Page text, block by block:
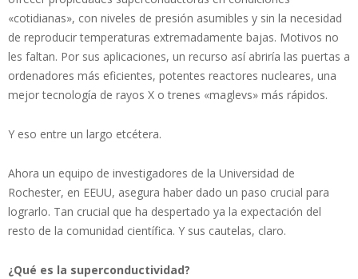
«cotidianas», con niveles de presión asumibles y sin la necesidad
de reproducir temperaturas extremadamente bajas. Motivos no
les faltan. Por sus aplicaciones, un recurso así abriría las puertas a
ordenadores más eficientes, potentes reactores nucleares, una
mejor tecnología de rayos X o trenes «maglevs» más rápidos.
Y eso entre un largo etcétera.
Ahora un equipo de investigadores de la Universidad de
Rochester, en EEUU, asegura haber dado un paso crucial para
lograrlo. Tan crucial que ha despertado ya la expectación del
resto de la comunidad científica. Y sus cautelas, claro.
¿Qué es la superconductividad?